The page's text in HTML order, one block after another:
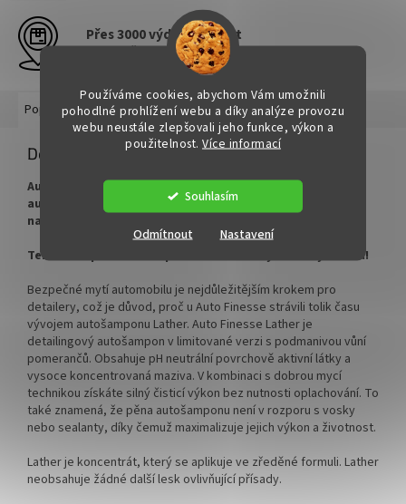
Používáme cookies, abychom Vám umožnili
pohodlné prohlížení webu a díky analýze provozu
webu neustále zlepšovali jeho funkce, výkon a
použitelnost. Více informací
Souhlasím
Nastavení
Odmítnout
Přes 3000 výdejních míst
Popis Hodnocení Diskuze
Detailní popis produktu
Auto Finesse Lather pH Neutral Car Shampoo 500 ml
autošampón: PH neutrální autošampon šetrný k
naneseným voskům a nanopovlakům.
Tento šampon můžete použít také na mytí matných laků!
Bezpečné mytí automobilu je nejdůležitějším krokem pro
detailery, což je důvod, proč u Auto Finesse strávili tolik času
vývojem autošamponu Lather. Auto Finesse Lather je
detailingový autošampon v limitované verzi s podmanivou vůní
pomerančů. Obsahuje pH neutrální povrchově aktivní látky a
vysoce koncentrovaná maziva. V kombinaci s dobrou mycí
technikou získáte silný čisticí výkon bez nutnosti oplachování. To
také znamená, že pěna autošamponu není v rozporu s vosky
nebo sealanty, díky čemuž maximalizuje jejich výkon a životnost.
Lather je koncentrát, který se aplikuje ve zředěné formuli. Lather
neobsahuje žádné další lesk ovlivňující přísady.